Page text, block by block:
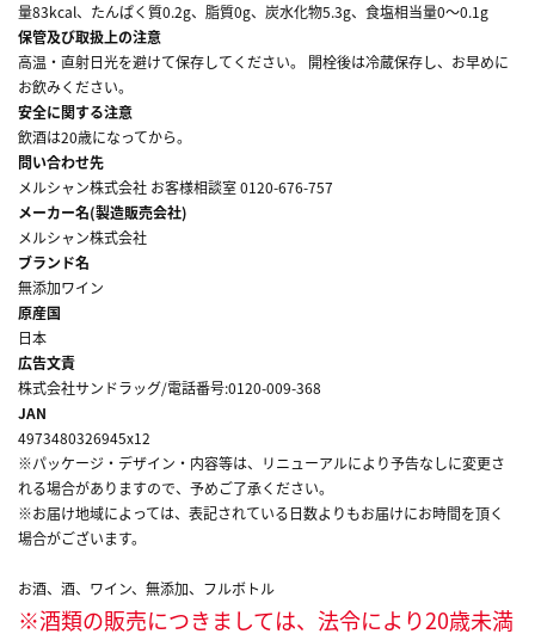
量83kcal、たんぱく質0.2g、脂質0g、炭水化物5.3g、食塩相当量0～0.1g
保管及び取扱上の注意
高温・直射日光を避けて保存してください。 開栓後は冷蔵保存し、お早めに
お飲みください。
安全に関する注意
飲酒は20歳になってから。
問い合わせ先
メルシャン株式会社 お客様相談室 0120-676-757
メーカー名(製造販売会社)
メルシャン株式会社
ブランド名
無添加ワイン
原産国
日本
広告文責
株式会社サンドラッグ/電話番号:0120-009-368
JAN
4973480326945x12
※パッケージ・デザイン・内容等は、リニューアルにより予告なしに変更さ
れる場合がありますので、予めご了承ください。
※お届け地域によっては、表記されている日数よりもお届けにお時間を頂く
場合がございます。
お酒、酒、ワイン、無添加、フルボトル
※酒類の販売につきましては、法令により20歳未満